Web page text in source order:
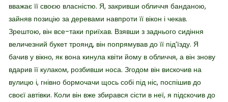
вважає її своєю власністю. Я, закривши обличчя банданою,
зайняв позицію за деревами навпроти її вікон і чекав.
Зрештою, він все-таки приїхав. Взявши з заднього сидіння
величезний букет троянд, він попрямував до її під’їзду. Я
бачив у вікно, як вона кинула квіти йому в обличчя, а він знову
вдарив її кулаком, розбивши носа. Згодом він вискочив на
вулицю і, гнівно бормочачи щось собі під ніс, поспішив до
своєї автівки. Коли він вже збирався сісти в неї, я підскочив до